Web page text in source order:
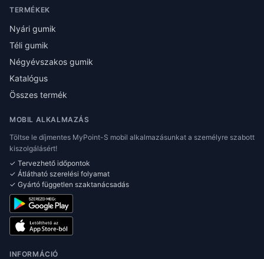
TERMÉKEK
Nyári gumik
Téli gumik
Négyévszakos gumik
Katalógus
Összes termék
MOBIL ALKALMAZÁS
Töltse le díjmentes MyPoint-S mobil alkalmazásunkat a személyre szabott
kiszolgálásért!
✓ Tervezhető időpontok
✓ Átlátható szerelési folyamat
✓ Gyártó független szaktanácsadás
INFORMÁCIÓ